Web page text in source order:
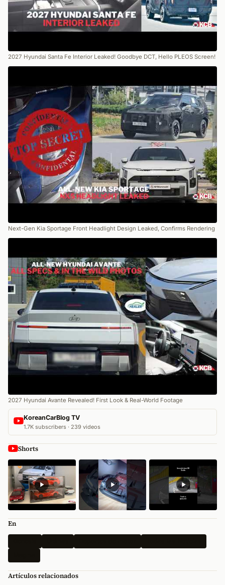
2027 Hyundai Santa Fe Interior Leaked! Goodbye DCT, Hello PLEOS Screen!
Next-Gen Kia Sportage Front Headlight Design Leaked, Confirms Rendering
2027 Hyundai Avante Revealed! First Look & Real-World Footage
KoreanCarBlog TV
1.7K subscribers · 239 videos
Shorts
En
Artículos relacionados